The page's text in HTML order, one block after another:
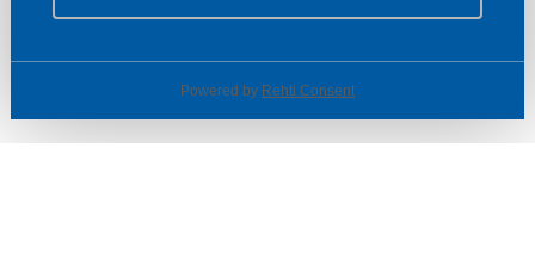
Powered by Rehti Consent